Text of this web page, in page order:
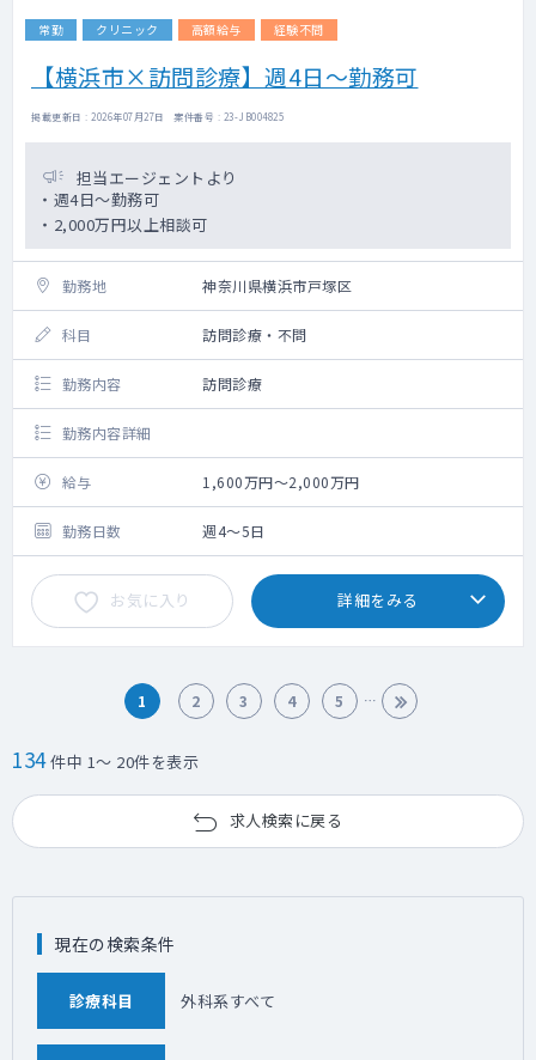
常勤 クリニック 高額給与 経験不問
【横浜市×訪問診療】週4日～勤務可
掲載更新日 : 2026年07月27日 案件番号 : 23-JB004825
担当エージェントより
・週4日～勤務可
・2,000万円以上相談可
勤務地 神奈川県横浜市戸塚区
科目 訪問診療・不問
勤務内容 訪問診療
勤務内容詳細
給与 1,600万円～2,000万円
勤務日数 週4～5日
お気に入り 詳細をみる
1 2 3 4 5
134件中 1～ 20件を表示
求人検索に戻る
現在の検索条件
診療科目 外科系すべて